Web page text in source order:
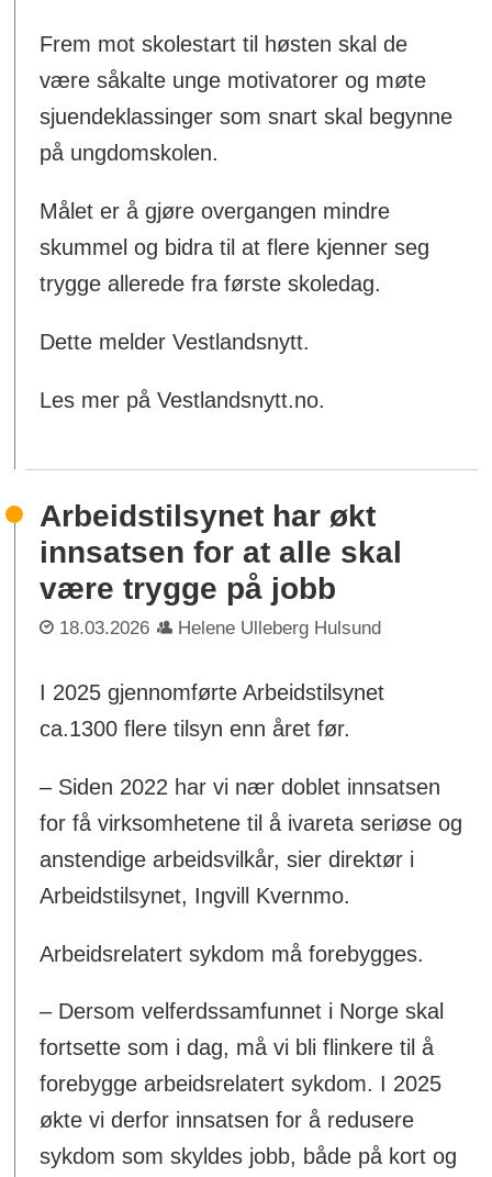
Frem mot skolestart til høsten skal de
være såkalte unge motivatorer og møte
sjuendeklassinger som snart skal begynne
på ungdomskolen.
Målet er å gjøre overgangen mindre
skummel og bidra til at flere kjenner seg
trygge allerede fra første skoledag.
Dette melder Vestlandsnytt.
Les mer på Vestlandsnytt.no.
Arbeidstilsynet har økt
innsatsen for at alle skal
være trygge på jobb
18.03.2026 Helene Ulleberg Hulsund
I 2025 gjennomførte Arbeidstilsynet
ca.1300 flere tilsyn enn året før.
– Siden 2022 har vi nær doblet innsatsen
for få virksomhetene til å ivareta seriøse og
anstendige arbeidsvilkår, sier direktør i
Arbeidstilsynet, Ingvill Kvernmo.
Arbeidsrelatert sykdom må forebygges.
– Dersom velferdssamfunnet i Norge skal
fortsette som i dag, må vi bli flinkere til å
forebygge arbeidsrelatert sykdom. I 2025
økte vi derfor innsatsen for å redusere
sykdom som skyldes jobb, både på kort og